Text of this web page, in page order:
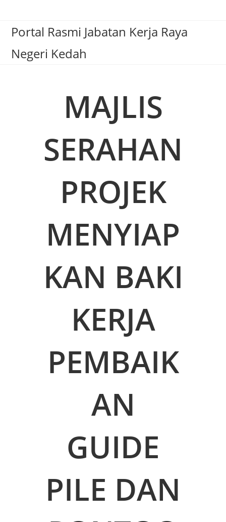
Portal Rasmi Jabatan Kerja Raya
Negeri Kedah
MAJLIS
SERAHAN
PROJEK
MENYIAP
KAN BAKI
KERJA
PEMBAIK
AN
GUIDE
PILE DAN